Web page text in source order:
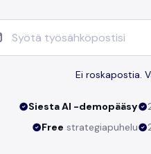
Ei roskapostia.
Siesta AI -demopääsy
Free strategiapuhelu